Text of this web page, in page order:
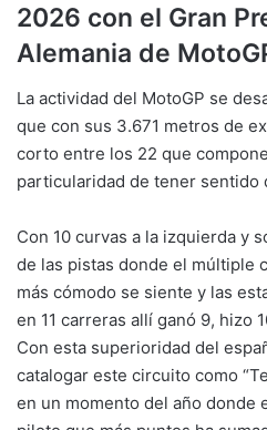
2026 con el Gran
Alemania de
La actividad del MotoGP se
que con sus 3.671 metros de
corto entre los 22 que
particularidad de tener sentido
Con 10 curvas a la izquierda y
de las pistas donde el múltiple
más cómodo se siente y las
en 11 carreras allí ganó 9, hizo
Con esta superioridad del
catalogar este circuito como
en un momento del año donde